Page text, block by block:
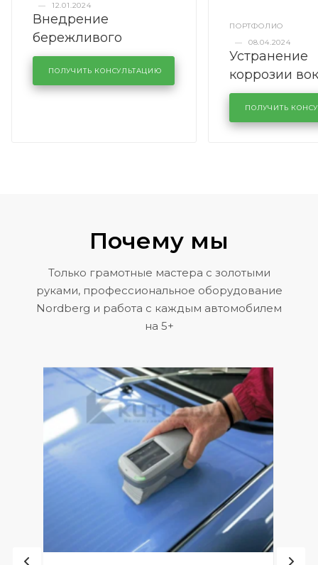
—
12.01.2024
Внедрение
бережливого
производства в
кузовном сервисе
KUTUZOVV
ПОЛУЧИТЬ КОНСУЛЬТАЦИЮ
ПОРТФОЛИО
—
08.04.2024
Устранение
коррозии
лобового
районе
Volkswagen
ПОЛУЧИТЬ
Почему мы
Только грамотные мастера с золотыми
руками, профессиональное оборудование
Nordberg и работа с каждым автомобилем
на 5+